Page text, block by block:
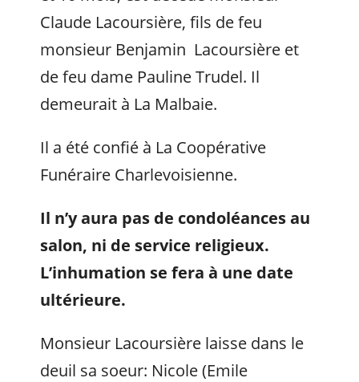
Claude Lacoursière, fils de feu
monsieur Benjamin Lacoursière et
de feu dame Pauline Trudel. Il
demeurait à La Malbaie.
Il a été confié à La Coopérative
Funéraire Charlevoisienne.
Il n’y aura pas de condoléances au
salon, ni de service religieux.
L’inhumation se fera à une date
ultérieure.
Monsieur Lacoursière laisse dans le
deuil sa soeur: Nicole (Emile